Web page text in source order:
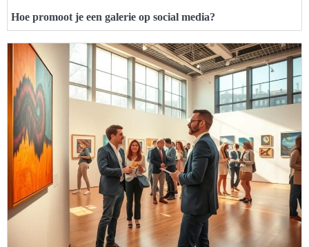
Hoe promoot je een galerie op social media?